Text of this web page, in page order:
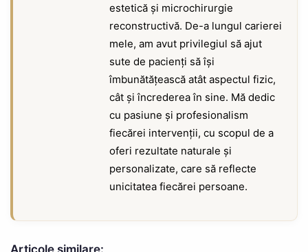
estetică și microchirurgie
reconstructivă. De-a lungul carierei
mele, am avut privilegiul să ajut
sute de pacienți să își
îmbunătățească atât aspectul fizic,
cât și încrederea în sine. Mă dedic
cu pasiune și profesionalism
fiecărei intervenții, cu scopul de a
oferi rezultate naturale și
personalizate, care să reflecte
unicitatea fiecărei persoane.